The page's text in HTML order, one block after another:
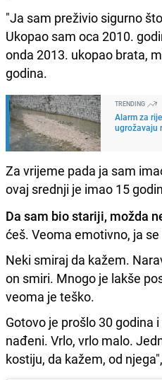
"Ja sam preživio sigurno
Ukopao sam oca 2010.
onda 2013. ukopao brata,
godina.
TRENDING
Alarm za
ugrožavaju
Za vrijeme pada ja sam
ovaj srednji je imao 15
Da sam bio stariji, možda
ćeš. Veoma emotivno, ja
Neki smiraj da kažem.
on smiri. Mnogo je lakše
veoma je teško.
Gotovo je prošlo 30 godina
nađeni. Vrlo, vrlo malo.
kostiju, da kažem, od